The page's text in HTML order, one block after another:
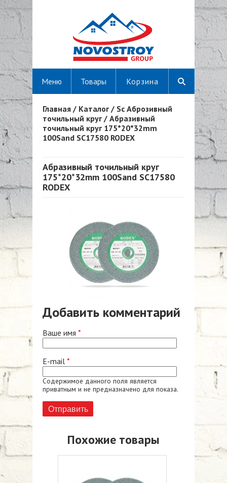
Корзина
Меню Товары
Вы здесь
Главная / Каталог / Sc Аброзивный
точильный круг / Абразивный
точильный круг 175*20*32mm
100Sand SC17580 RODEX
Абразивный точильный круг
175*20*32mm 100Sand SC17580
RODEX
Добавить комментарий
Ваше имя *
E-mail *
Содержимое данного поля является
приватным и не предназначено для показа.
Похожие товары